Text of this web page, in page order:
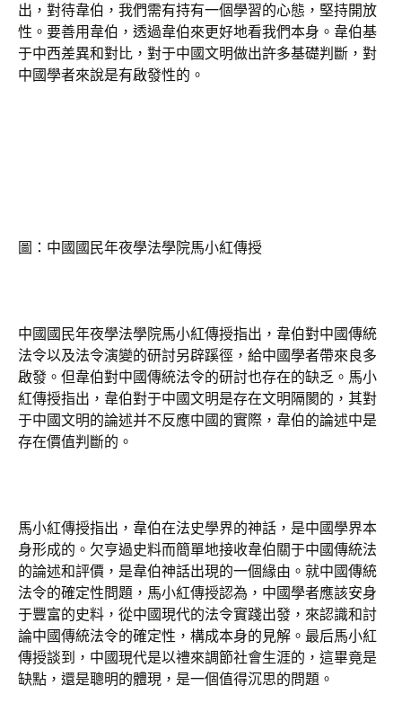
出，對待韋伯，我們需有持有一個學習的心態，堅持開放
性。要善用韋伯，透過韋伯來更好地看我們本身。韋伯基
于中西差異和對比，對于中國文明做出許多基礎判斷，對
中國學者來說是有啟發性的。
圖：中國國民年夜學法學院馬小紅傳授
中國國民年夜學法學院馬小紅傳授指出，韋伯對中國傳統
法令以及法令演變的研討另辟蹊徑，給中國學者帶來良多
啟發。但韋伯對中國傳統法令的研討也存在的缺乏。馬小
紅傳授指出，韋伯對于中國文明是存在文明隔閡的，其對
于中國文明的論述并不反應中國的實際，韋伯的論述中是
存在價值判斷的。
馬小紅傳授指出，韋伯在法史學界的神話，是中國學界本
身形成的。欠亨過史料而簡單地接收韋伯關于中國傳統法
的論述和評價，是韋伯神話出現的一個緣由。就中國傳統
法令的確定性問題，馬小紅傳授認為，中國學者應該安身
于豐富的史料，從中國現代的法令實踐出發，來認識和討
論中國傳統法令的確定性，構成本身的見解。最后馬小紅
傳授談到，中國現代是以禮來調節社會生涯的，這畢竟是
缺點，還是聰明的體現，是一個值得沉思的問題。